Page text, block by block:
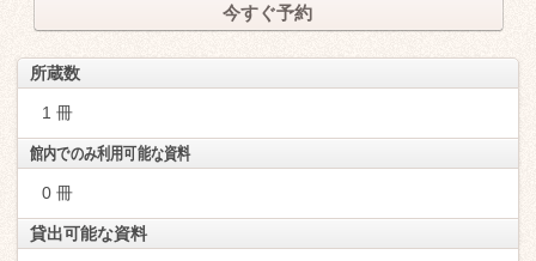
今すぐ予約
所蔵数
1 冊
館内でのみ利用可能な資料
0 冊
貸出可能な資料